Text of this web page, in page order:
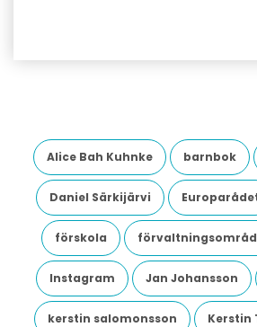
Alice Bah Kuhnke barnbok
Daniel Särkijärvi
förskola
Instagram Jan Johansson
kerstin salomonsson Kerstin